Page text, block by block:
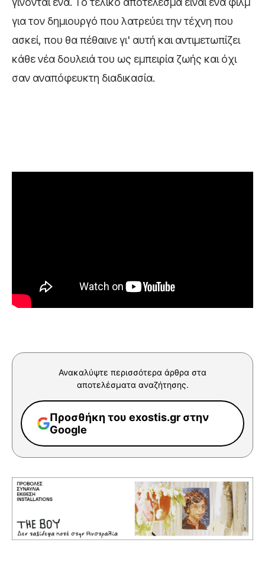
για τον δημιουργό που λατρεύει την τέχνη που
ασκεί, που θα πέθαινε γι' αυτή και αντιμετωπίζει
κάθε νέα δουλειά του ως εμπειρία ζωής και όχι
σαν αναπόφευκτη διαδικασία.
Ανακαλύψτε περισσότερα άρθρα στα
αποτελέσματα αναζήτησης.
Προσθήκη του exostis.gr στην
Google